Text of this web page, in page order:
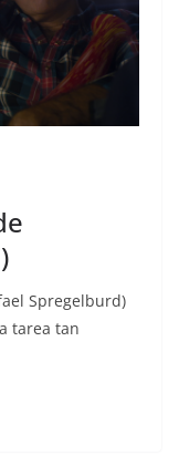
Spregelburd)
tarea tan